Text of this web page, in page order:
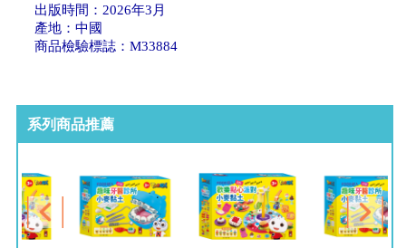
出版時間：2026年3月
產地：中國
商品檢驗標誌：M33884
系列商品推薦